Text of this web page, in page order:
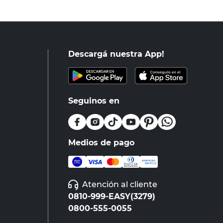
Descargá nuestra App!
Seguinos en
Medios de pago
Atención al cliente
0810-999-EASY(3279)
0800-555-0055